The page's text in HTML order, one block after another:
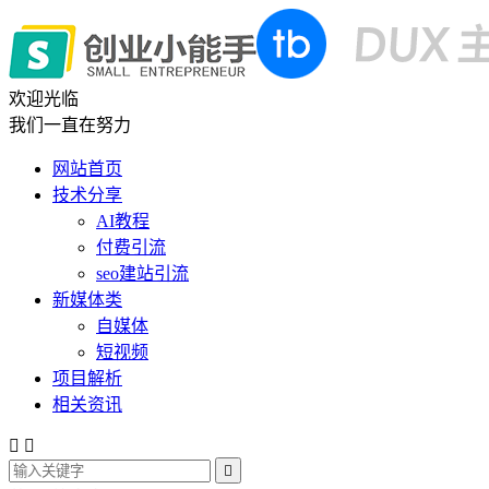
欢迎光临
我们一直在努力
网站首页
技术分享
AI教程
付费引流
seo建站引流
新媒体类
自媒体
短视频
项目解析
相关资讯
 
